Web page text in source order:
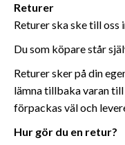
Returer
Returer ska ske till
Du som köpare står
Returer sker på din
lämna tillbaka varan
förpackas väl och
Hur gör du en retur?